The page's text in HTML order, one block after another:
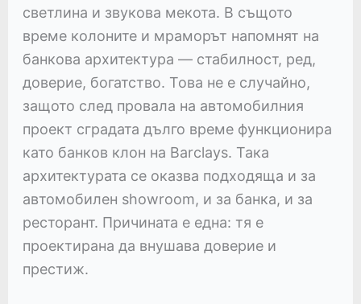
светлина и звукова мекота. В същото
време колоните и мраморът напомнят на
банкова архитектура — стабилност, ред,
доверие, богатство. Това не е случайно,
защото след провала на автомобилния
проект сградата дълго време функционира
като банков клон на Barclays. Така
архитектурата се оказва подходяща и за
автомобилен showroom, и за банка, и за
ресторант. Причината е една: тя е
проектирана да внушава доверие и
престиж.